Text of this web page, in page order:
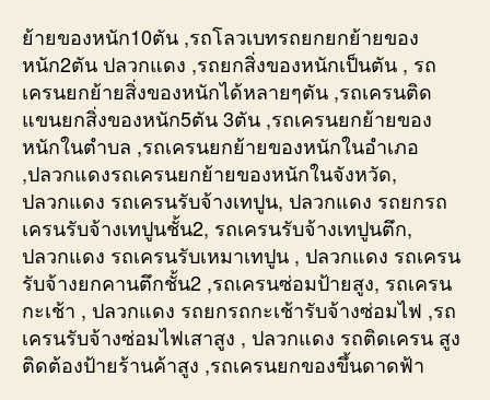
ย้ายของหนัก10ตัน ,รถโลวเบทรถยกยกย้ายของ
หนัก2ตัน ปลวกแดง ,รถยกสิ่งของหนักเป็นตัน , รถ
เครนยกย้ายสิ่งของหนักได้หลายๆตัน ,รถเครนติด
แขนยกสิ่งของหนัก5ตัน 3ตัน ,รถเครนยกย้ายของ
หนักในตำบล ,รถเครนยกย้ายของหนักในอำเภอ
,ปลวกแดงรถเครนยกย้ายของหนักในจังหวัด,
ปลวกแดง รถเครนรับจ้างเทปูน, ปลวกแดง รถยกรถ
เครนรับจ้างเทปูนชั้น2, รถเครนรับจ้างเทปูนตึก,
ปลวกแดง รถเครนรับเหมาเทปูน , ปลวกแดง รถเครน
รับจ้างยกคานตึกชั้น2 ,รถเครนซ่อมป้ายสูง, รถเครน
กะเช้า , ปลวกแดง รถยกรถกะเช้ารับจ้างซ่อมไฟ ,รถ
เครนรับจ้างซ่อมไฟเสาสูง , ปลวกแดง รถติดเครน สูง
ติดต้องป้ายร้านค้าสูง ,รถเครนยกของขึ้นดาดฟ้า